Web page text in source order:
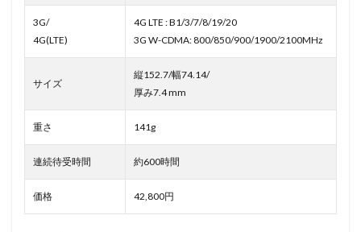
3G/
4G(LTE)
4G LTE : B1/3/7/8/19/20
3G W-CDMA: 800/850/900/1900/2100MHz
サイズ
縦152.7/幅74.14/
厚み7.4 mm
重さ 141g
連続待受時間 約600時間
価格 42,800円